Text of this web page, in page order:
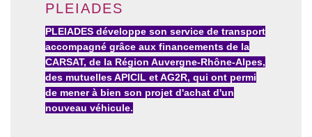
PLEIADES
PLEIADES développe son service de transport
accompagné grâce aux financements de la
CARSAT, de la Région Auvergne-Rhône-Alpes,
des mutuelles APICIL et AG2R, qui ont permi
de mener à bien son projet d'achat d'un
nouveau véhicule.